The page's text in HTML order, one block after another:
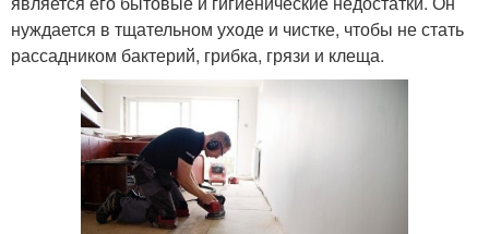
нуждается в тщательном уходе и чистке, чтобы не стать
рассадником бактерий, грибка, грязи и клеща.